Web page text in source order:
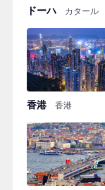
ドーハ カタール
香港 香港